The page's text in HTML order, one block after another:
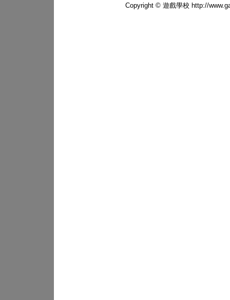
Copyright © 遊戲學校 http://